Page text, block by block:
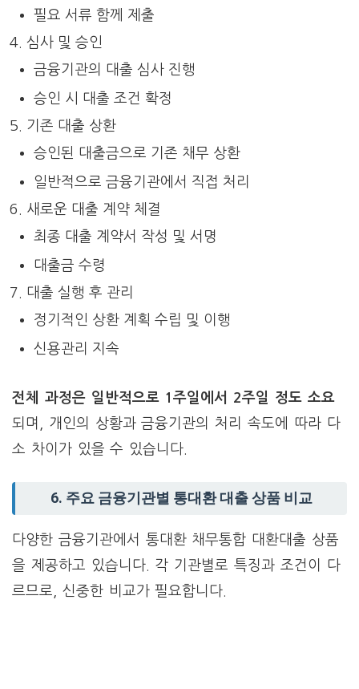
필요 서류 함께 제출
심사 및 승인
금융기관의 대출 심사 진행
승인 시 대출 조건 확정
기존 대출 상환
승인된 대출금으로 기존 채무 상환
일반적으로 금융기관에서 직접 처리
새로운 대출 계약 체결
최종 대출 계약서 작성 및 서명
대출금 수령
대출 실행 후 관리
정기적인 상환 계획 수립 및 이행
신용관리 지속
전체 과정은 일반적으로 1주일에서 2주일 정도 소요
되며, 개인의 상황과 금융기관의 처리 속도에 따라 다
소 차이가 있을 수 있습니다.
6. 주요 금융기관별 통대환 대출 상품 비교
다양한 금융기관에서 통대환 채무통합 대환대출 상품
을 제공하고 있습니다. 각 기관별로 특징과 조건이 다
르므로, 신중한 비교가 필요합니다.